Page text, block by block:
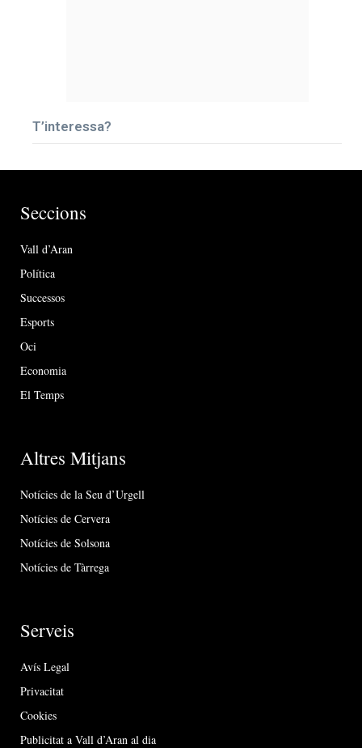
T’interessa?
Seccions
Vall d’Aran
Política
Successos
Esports
Oci
Economia
El Temps
Altres Mitjans
Notícies de la Seu d’Urgell
Notícies de Cervera
Notícies de Solsona
Notícies de Tàrrega
Serveis
Avís Legal
Privacitat
Cookies
Publicitat a Vall d’Aran al dia